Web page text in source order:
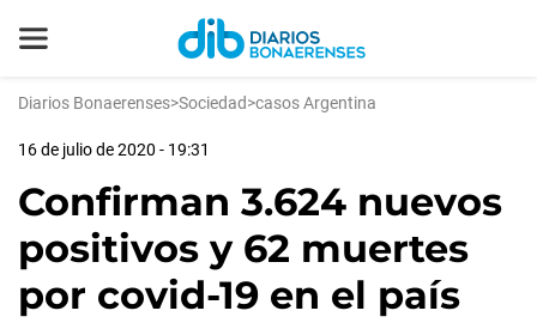
Diarios Bonaerenses>Sociedad>casos Argentina
16 de julio de 2020 - 19:31
Confirman 3.624 nuevos
positivos y 62 muertes
por covid-19 en el país